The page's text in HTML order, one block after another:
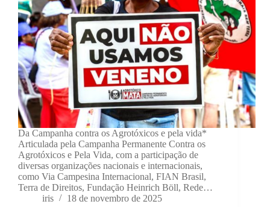
Da Campanha contra os Agrotóxicos e pela vida*
Articulada pela Campanha Permanente Contra os
Agrotóxicos e Pela Vida, com a participação de
diversas organizações nacionais e internacionais,
como Via Campesina Internacional, FIAN Brasil,
Terra de Direitos, Fundação Heinrich Böll, Rede…
iris
18 de novembro de 2025